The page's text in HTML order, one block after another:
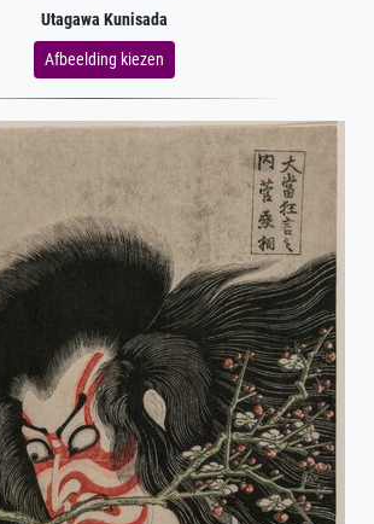
Utagawa Kunisada
Afbeelding kiezen